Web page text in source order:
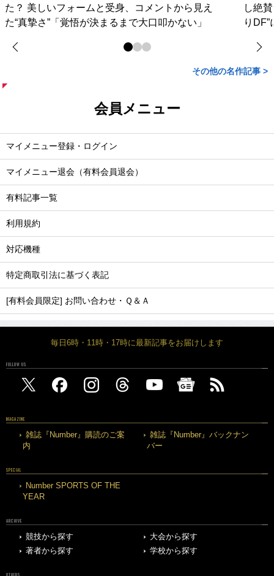
た？ 美しいフォームと受身、コメントから見え
た“真摯さ”「覚悟が決まるまで大口叩かない」
し絶
り
その他の名作記事 >
会員メニュー
マイメニュー登録・ログイン
マイメニュー退会（有料会員退会）
有料記事一覧
利用規約
対応機種
特定商取引法に基づく表記
[有料会員限定] お問い合わせ・Ｑ＆Ａ
毎日6時・11時・17時に最新記事をお届けします
FOLLOW US
MAGAZINE
雑誌『Number』購読のご案
内
雑誌『Number』バックナン
バー
SPECIAL
Number SPORTS OF THE
YEAR
ARCHIVE
競技から探す
大会から探す
著者から探す
学校から探す
OTHERS